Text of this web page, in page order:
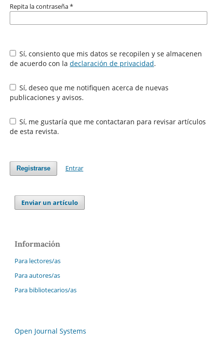
Repita la contraseña*
Sí, consiento que mis datos se recopilen y se almacenen
de acuerdo con la declaración de privacidad.
Sí, deseo que me notifiquen acerca de nuevas
publicaciones y avisos.
Sí, me gustaría que me contactaran para revisar artículos
de esta revista.
Registrarse Entrar
Enviar un artículo
Información
Para lectores/as
Para autores/as
Para bibliotecarios/as
Open Journal Systems